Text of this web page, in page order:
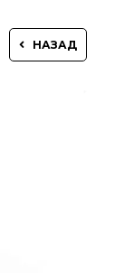
НАЗАД